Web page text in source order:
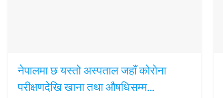
नेपालमा छ यस्तो अस्पताल जहाँ कोराेना
परीक्षणदेखि खाना तथा औषधिसम्म…